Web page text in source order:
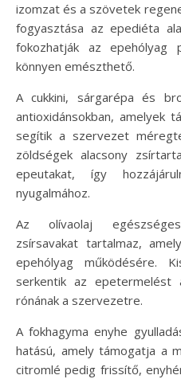
izomzat és a szövetek
fogyasztása az epediéta
fokozhatják az epehólyag
könnyen emészthető.
A cukkini, sárgarépa és
antioxidánsokban, amelyek
segítik a szervezet
zöldségek alacsony
epeutakat, így
nyugalmához.
Az olívaolaj
zsírsavakat tartalmaz,
epehólyag működésére.
serkentik az
rónának a szervezetre.
A fokhagyma enyhe
hatású, amely támogatja a
citromlé pedig frissítő,